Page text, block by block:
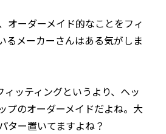
オーダーメイド的なことをフィ
るメーカーさんはある気がしま
ィッティングというより、ヘッ
プのオーダーメイドだよね。大
ター置いてますよね？